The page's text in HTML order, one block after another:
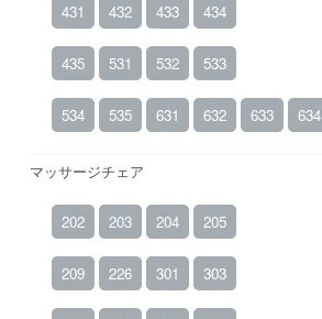
431 432 433 434
435 531 532 533
534 535 631 632 633 634
マッサージチェア
202 203 204 205
209 226 301 303